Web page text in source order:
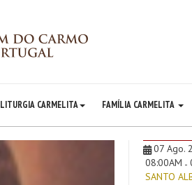
LITURGIA CARMELITA FAMÍLIA CARMELITA
07 Ago.
08:00AM -
SANTO